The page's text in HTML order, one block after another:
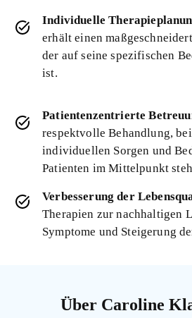
Individuelle
erhält einen
der auf seine spezifischen
ist.
Patientenzentrierte
respektvolle Behandlung,
individuellen Sorgen und
Patienten im Mittelpunkt
Verbesserung der
Therapien zur nachhaltigen
Symptome und Steigerung
Über Caroline